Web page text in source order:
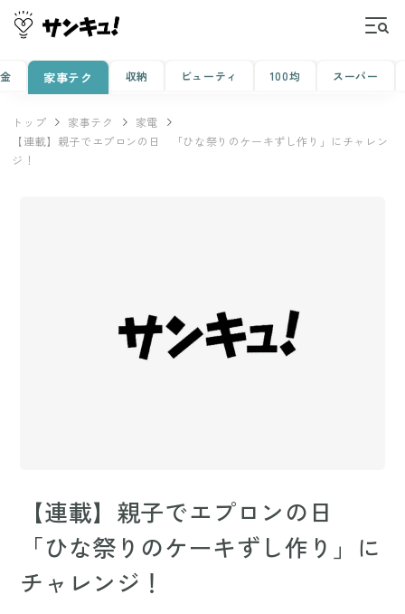
家事テク 収納 ビューティ 100均 スーパー
トップ 家事テク
家電
【連載】親子でエプロンの日 「ひな祭りのケーキずし作り」にチャレン
ジ！
【連載】親子でエプロンの日
「ひな祭りのケーキずし作り」に
チャレンジ！